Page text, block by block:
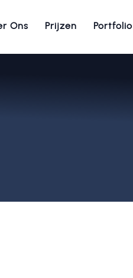
Ons Prijzen Portfolio